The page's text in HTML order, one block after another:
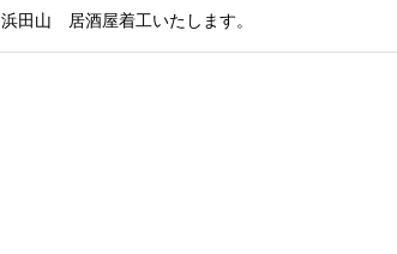
浜田山 居酒屋着工いたします。